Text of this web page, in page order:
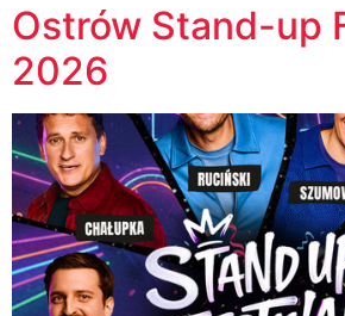
Ostrów Stand-up
2026